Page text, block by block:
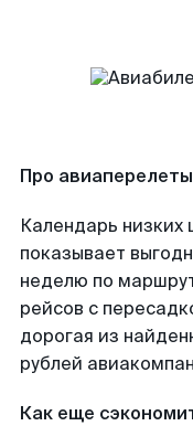
Про
Календарь низких
показывает
неделю по
рейсов с
дорогая из
рублей
Как еще